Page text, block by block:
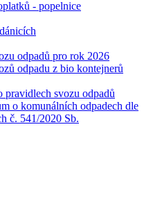
- popelnice
odpadů pro rok 2026
odpadu z bio kontejnerů
pravidlech svozu odpadů
o komunálních odpadech dle
č. 541/2020 Sb.